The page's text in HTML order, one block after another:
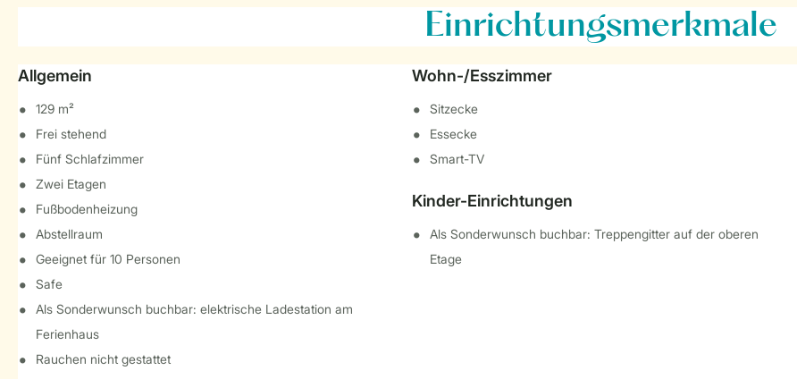
Einrichtungsmerkmale
Allgemein
129 m²
Frei stehend
Fünf Schlafzimmer
Zwei Etagen
Fußbodenheizung
Abstellraum
Geeignet für 10 Personen
Safe
Als Sonderwunsch buchbar: elektrische Ladestation am
Ferienhaus
Rauchen nicht gestattet
Wohn-/Esszimmer
Sitzecke
Essecke
Smart-TV
Kinder-Einrichtungen
Als Sonderwunsch buchbar: Treppengitter auf der oberen
Etage